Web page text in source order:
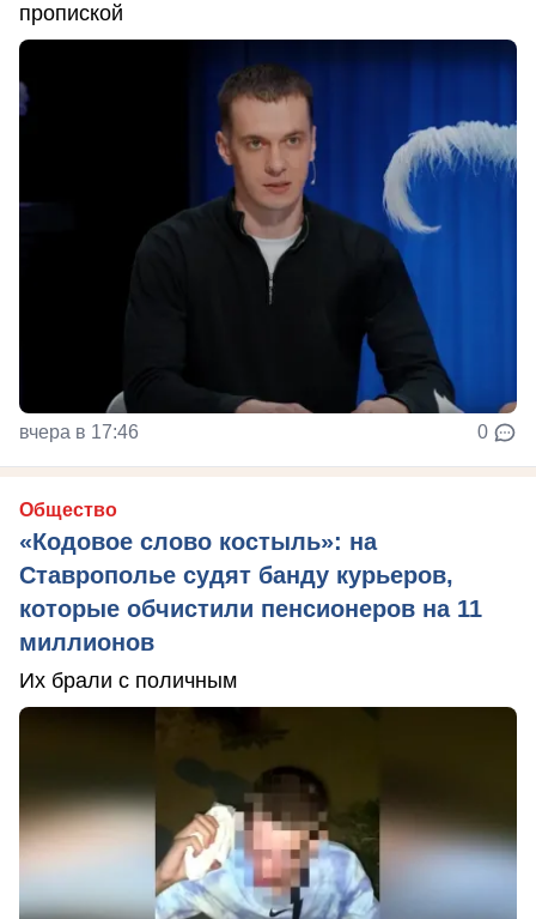
пропиской
вчера в 17:46 0
Общество
«Кодовое слово костыль»: на
Ставрополье судят банду курьеров,
которые обчистили пенсионеров на 11
миллионов
Их брали с поличным